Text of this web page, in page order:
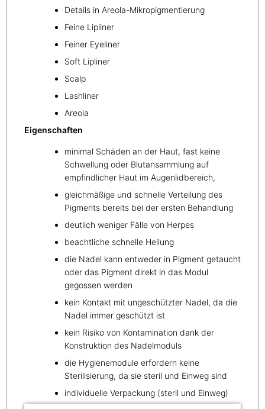
Details in Areola-Mikropigmentierung
Feine Lipliner
Feiner Eyeliner
Soft Lipliner
Scalp
Lashliner
Areola
Eigenschaften
minimal Schäden an der Haut, fast keine
Schwellung oder Blutansammlung auf
empfindlicher Haut im Augenlidbereich,
gleichmäßige und schnelle Verteilung des
Pigments bereits bei der ersten Behandlung
deutlich weniger Fälle von Herpes
beachtliche schnelle Heilung
die Nadel kann entweder in Pigment getaucht
oder das Pigment direkt in das Modul
gegossen werden
kein Kontakt mit ungeschützter Nadel, da die
Nadel immer geschützt ist
kein Risiko von Kontamination dank der
Konstruktion des Nadelmoduls
die Hygienemodule erfordern keine
Sterilisierung, da sie steril und Einweg sind
individuelle Verpackung (steril und Einweg)